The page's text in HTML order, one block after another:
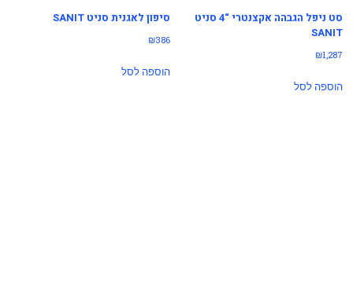
סט ניפל הגבהה אקצנטרי “4 סניט
SANIT
₪1,287
הוספה לסל
סיפון לאגנית סניט SANIT
₪386
הוספה לסל